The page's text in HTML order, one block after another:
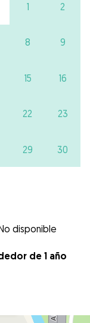
1 2
8 9
15 16
22 23
29 30
disponible
de 1 año